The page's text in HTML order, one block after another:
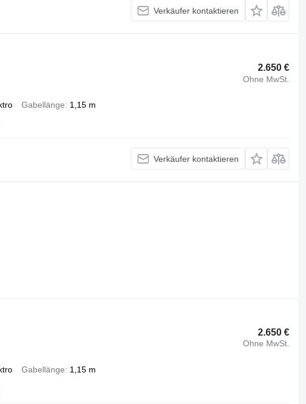
Verkäufer kontaktieren
2.650 €
Ohne MwSt.
Gabellänge 1,15 m
Verkäufer kontaktieren
2.650 €
Ohne MwSt.
Gabellänge 1,15 m